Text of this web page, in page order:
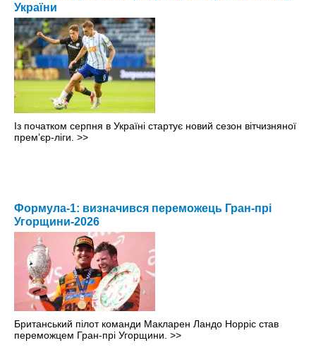
України
Із початком серпня в Україні стартує новий сезон вітчизняної
прем’єр-ліги. >>
Формула-1: визначився переможець Гран-прі
Угорщини-2026
Британський пілот команди Макларен Ландо Норріс став
переможцем Гран-прі Угорщини. >>